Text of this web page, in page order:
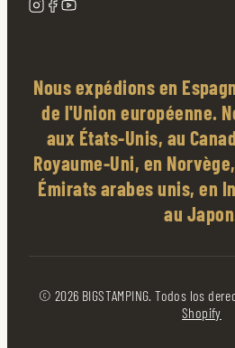
Nous expédions en
de l'Union européenne.
aux États-Unis, au
Royaume-Uni, en
Émirats arabes unis, en
au
© 2026 BIGSTAMPING. Todos los
Shopify